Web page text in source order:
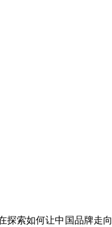
探索如何让中国品牌走向